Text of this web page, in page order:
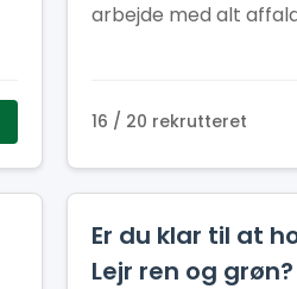
arbejde med alt
affaldcontainere
16 / 20 rekrutteret
Er du klar til at
Lejr ren og